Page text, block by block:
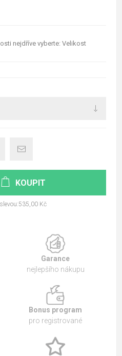
nejdříve vyberte: Velikost
KOUPIT
Kč
Garance
nejlepšího nákupu
Bonus program
pro registrované